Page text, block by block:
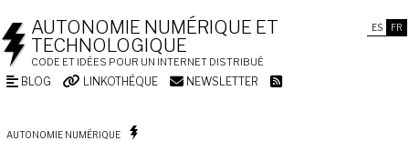
ES FR
AUTONOMIE NUMÉRIQUE ET
TECHNOLOGIQUE
CODE ET IDÉES POUR UN INTERNET DISTRIBUÉ
BLOG LINKOTHÈQUE NEWSLETTER
AUTONOMIE NUMÉRIQUE